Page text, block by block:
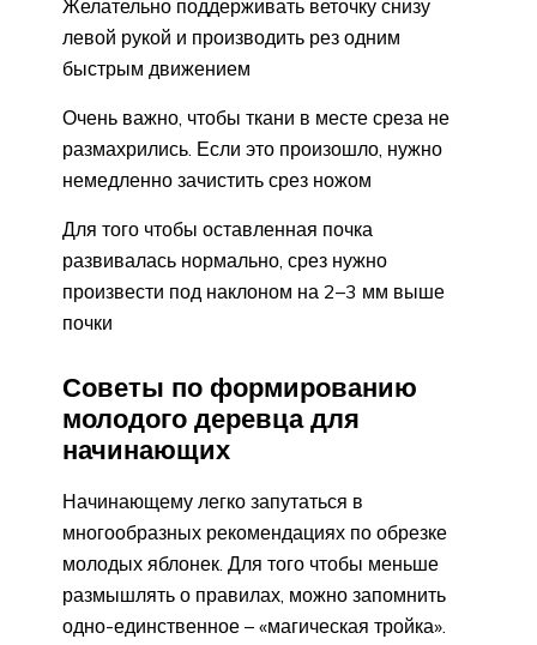
Желательно поддерживать веточку снизу
левой рукой и производить рез одним
быстрым движением
Очень важно, чтобы ткани в месте среза не
размахрились. Если это произошло, нужно
немедленно зачистить срез ножом
Для того чтобы оставленная почка
развивалась нормально, срез нужно
произвести под наклоном на 2–3 мм выше
почки
Советы по формированию
молодого деревца для
начинающих
Начинающему легко запутаться в
многообразных рекомендациях по обрезке
молодых яблонек. Для того чтобы меньше
размышлять о правилах, можно запомнить
одно-единственное – «магическая тройка».